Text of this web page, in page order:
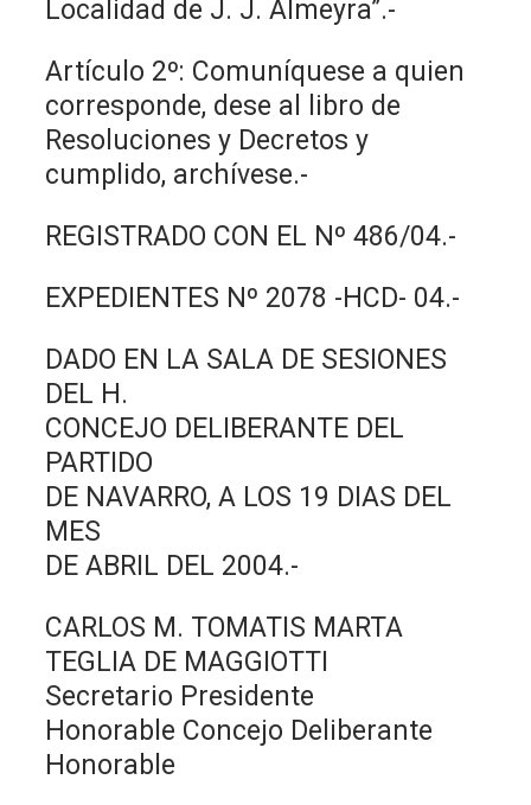
Localidad de J. J. Almeyra”.-
Artículo 2º: Comuníquese a quien
corresponde, dese al libro de
Resoluciones y Decretos y
cumplido, archívese.-
REGISTRADO CON EL Nº 486/04.-
EXPEDIENTES Nº 2078 -HCD- 04.-
DADO EN LA SALA DE SESIONES
DEL H.
CONCEJO DELIBERANTE DEL
PARTIDO
DE NAVARRO, A LOS 19 DIAS DEL
MES
DE ABRIL DEL 2004.-
CARLOS M. TOMATIS MARTA
TEGLIA DE MAGGIOTTI
Secretario Presidente
Honorable Concejo Deliberante
Honorable